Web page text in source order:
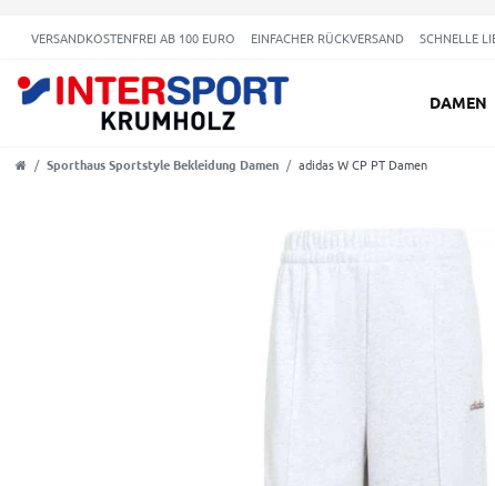
VERSANDKOSTENFREI AB 100 EURO EINFACHER RÜCKVERSAND SCHNELLE
DAMEN
Sporthaus Sportstyle Bekleidung Damen adidas W CP PT Damen